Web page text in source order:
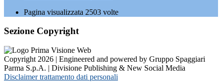
Pagina visualizzata 2503 volte
Sezione Copyright
Copyright 2026 | Engineered and powered by Gruppo Spaggiari
Parma S.p.A. | Divisione Publishing & New Social Media
Disclaimer trattamento dati personali